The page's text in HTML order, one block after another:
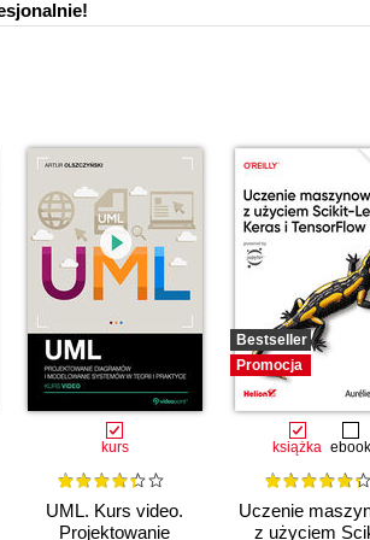
kurs
UML. Kurs video.
Projektowanie
Bestseller
Promocja
książka ebook
Uczenie
z użyciem